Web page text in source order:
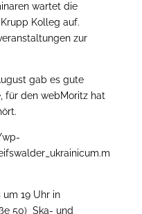
wartet die
Kolleg auf.
zur
gab es gute
für den webMoritz hat
um 19 Uhr in
50) Ska- und